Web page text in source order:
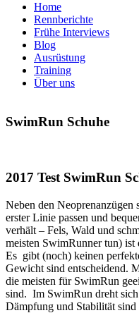
Home
Rennberichte
Frühe Interviews
Blog
Ausrüstung
Training
Über uns
SwimRun Schuhe
2017 Test SwimRun
Neben den
erster Linie passen und
verhält – Fels, Wald und
meisten SwimRunner tun)
Es gibt (noch) keinen
Gewicht sind entscheidend.
die meisten für SwimRun
sind. Im SwimRun dreht
Dämpfung und Stabilität sind